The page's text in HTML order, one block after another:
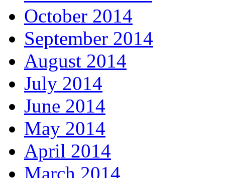
October 2014
September 2014
August 2014
July 2014
June 2014
May 2014
April 2014
March 2014